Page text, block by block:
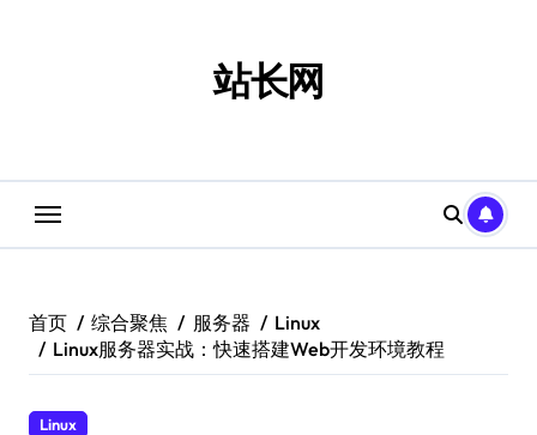
站长网
首页 综合聚焦 服务器
Linux
Linux服务器实战：快速搭建Web开发环境教程
Linux